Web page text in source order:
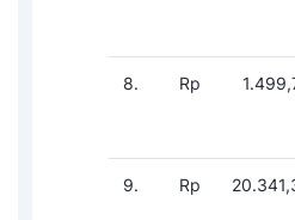
8. Rp
9. Rp